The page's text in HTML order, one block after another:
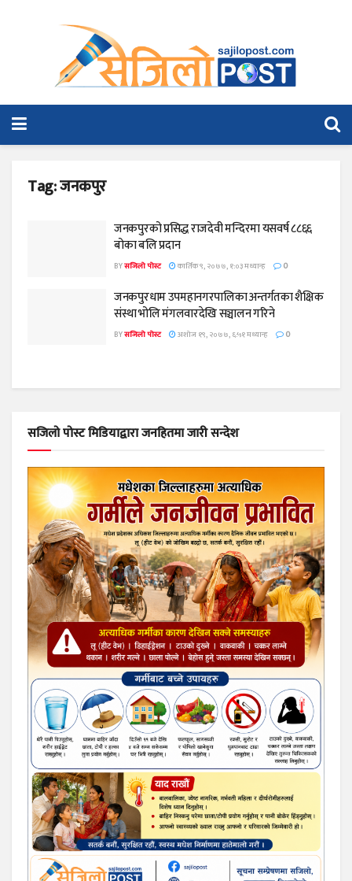
Tag:जनकपुर
जनकपुरको प्रसिद्ध राजदेवी मन्दिरमा यसवर्ष ८८६६
बोका बलि प्रदान
BYसजिलो पोस्ट कार्तिक ९, २०७७, १:०३ मध्यान्ह 0
जनकपुरधाम उपमहानगरपालिका अन्तर्गतका शैक्षिक
संस्था भोलि मंगलवारदेखि सञ्चालन गरिने
BYसजिलो पोस्ट अशोज १९, २०७७, ६:५१ मध्यान्ह 0
सजिलो पोस्ट मिडियाद्वारा जनहितमा जारी सन्देश